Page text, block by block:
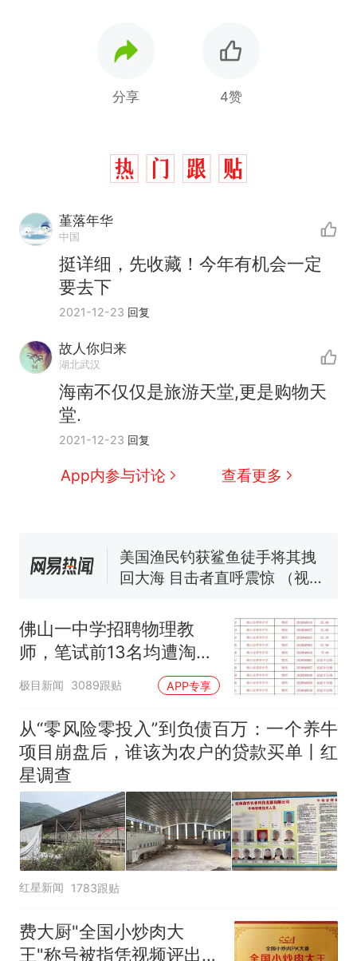
分享 4赞
堇落年华
中国
挺详细，先收藏！今年有机会一定
要去下
2021-12-23 回复
故人你归来
湖北武汉
海南不仅仅是旅游天堂,更是购物天
堂.
2021-12-23 回复
App内参与讨论 查看更多
热 那个在床头放菜刀的女孩，
因老师一句“跟我回家”改写了
么？
费大厨“全国小炒肉大王”称
140多朵
美国渔民钓获鲨鱼徒手将其拽
回大海 目击者直呼震惊 （视频
官方通报
热
那个在床头放菜刀的女孩，
因老师一句“跟我回家”改写了
人生
佛山一中学招聘物理教
师，笔试前13名均遭淘
汰？教育局：已叫停招
聘，成立调查组全面核查
极目新闻 3089跟贴 APP专享
从“零风险零投入”到负债百万：一个养牛
项目崩盘后，谁该为农户的贷款买单丨红
星调查
红星新闻 1783跟贴
费大厨"全国小炒肉大
王"称号被指凭视频评出